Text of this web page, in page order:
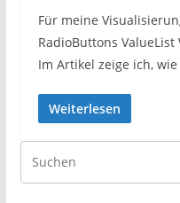
Für meine
RadioButtons
Im Artikel zeige ich,
Weiterlesen